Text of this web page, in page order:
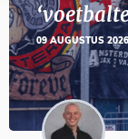
09 AUGUSTUS